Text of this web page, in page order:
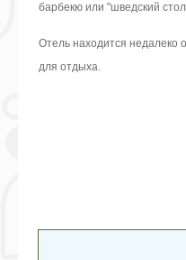
барбекю или "шведский
Отель находится недалеко
для отдыха.